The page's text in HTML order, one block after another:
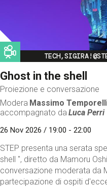
Image
Ghost in the shell
Proiezione e conversazione
Modera Massimo
accompagnato da Luca Perri
26 Nov 2026 / 19:00 - 22:00
STEP presenta una serata
shell ", diretto da Mamoru
conversazione moderata da
partecipazione di ospiti